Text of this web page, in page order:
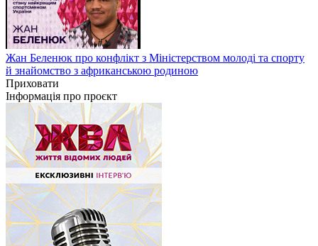
Жан Беленюк про конфлікт з Міністерством молоді та спорту
й знайомство з африканською родиною
Приховати
Інформація про проєкт